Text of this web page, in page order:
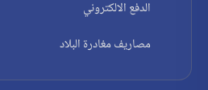
الدفع الالكتروني
مصاريف مغادرة البلاد